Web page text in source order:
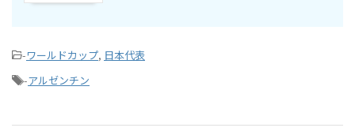
-ワールドカップ, 日本代表
-アルゼンチン